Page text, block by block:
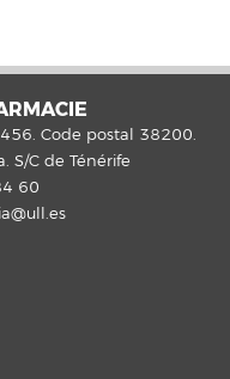
Code postal 38200.
S/C de Ténérife
60